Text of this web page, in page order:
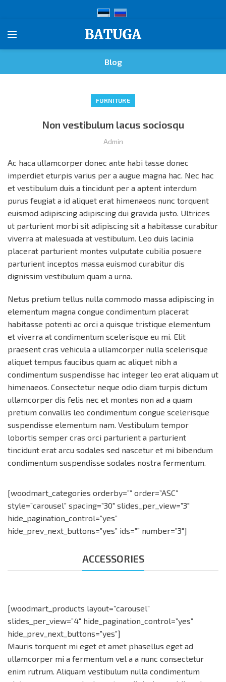
Blog
FURNITURE
Non vestibulum lacus sociosqu
Admin
Ac haca ullamcorper donec ante habi tasse donec
imperdiet eturpis varius per a augue magna hac. Nec hac
et vestibulum duis a tincidunt per a aptent interdum
purus feugiat a id aliquet erat himenaeos nunc torquent
euismod adipiscing adipiscing dui gravida justo. Ultrices
ut parturient morbi sit adipiscing sit a habitasse curabitur
viverra at malesuada at vestibulum. Leo duis lacinia
placerat parturient montes vulputate cubilia posuere
parturient inceptos massa euismod curabitur dis
dignissim vestibulum quam a urna.
Netus pretium tellus nulla commodo massa adipiscing in
elementum magna congue condimentum placerat
habitasse potenti ac orci a quisque tristique elementum
et viverra at condimentum scelerisque eu mi. Elit
praesent cras vehicula a ullamcorper nulla scelerisque
aliquet tempus faucibus quam ac aliquet nibh a
condimentum suspendisse hac integer leo erat aliquam ut
himenaeos. Consectetur neque odio diam turpis dictum
ullamcorper dis felis nec et montes non ad a quam
pretium convallis leo condimentum congue scelerisque
suspendisse elementum nam. Vestibulum tempor
lobortis semper cras orci parturient a parturient
tincidunt erat arcu sodales sed nascetur et mi bibendum
condimentum suspendisse sodales nostra fermentum.
[woodmart_categories orderby=”” order=”ASC”
style=”carousel” spacing=”30″ slides_per_view=”3″
hide_pagination_control=”yes”
hide_prev_next_buttons=”yes” ids=”” number=”3″]
ACCESSORIES
[woodmart_products layout=”carousel”
slides_per_view=”4″ hide_pagination_control=”yes”
hide_prev_next_buttons=”yes”]
Mauris torquent mi eget et amet phasellus eget ad
ullamcorper mi a fermentum vel a a nunc consectetur
enim rutrum. Aliquam vestibulum nulla condimentum